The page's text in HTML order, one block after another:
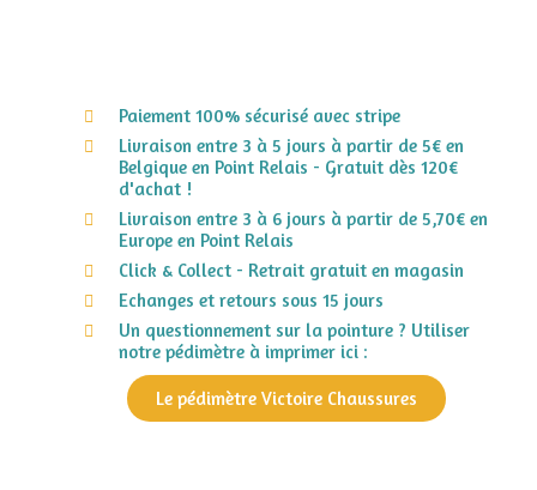
Paiement 100% sécurisé avec stripe
Livraison entre 3 à 5 jours à partir de 5€ en
Belgique en Point Relais - Gratuit dès 120€
d'achat !
Livraison entre 3 à 6 jours à partir de 5,70€ en
Europe en Point Relais
Click & Collect - Retrait gratuit en magasin
Echanges et retours sous 15 jours
Un questionnement sur la pointure ? Utiliser
notre pédimètre à imprimer ici :
Le pédimètre Victoire Chaussures